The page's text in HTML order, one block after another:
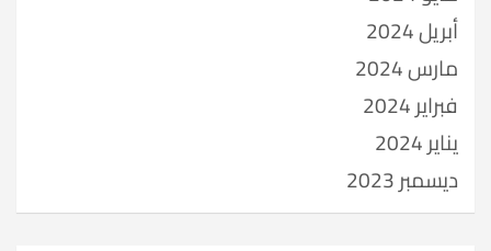
أبريل 2024
مارس 2024
فبراير 2024
يناير 2024
ديسمبر 2023